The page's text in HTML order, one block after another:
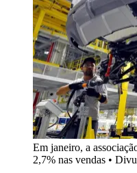
Em janeiro, a
2,7% nas vendas •